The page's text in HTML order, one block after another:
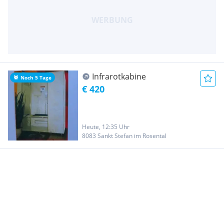
Noch 5 Tage Infrarotkabine
€ 420
Heute, 12:35 Uhr
8083 Sankt Stefan im Rosental